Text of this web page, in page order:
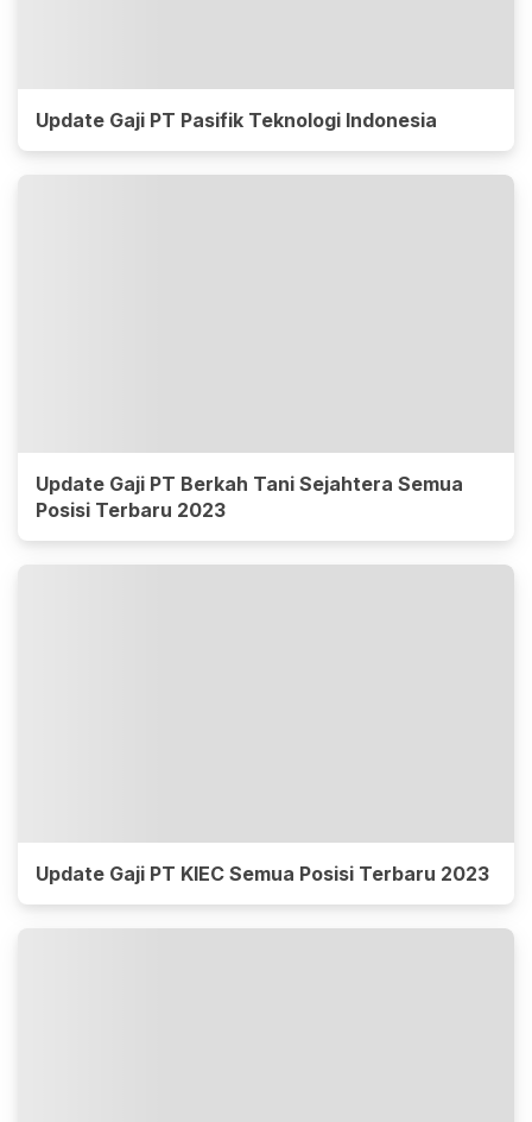
Update Gaji PT Pasifik Teknologi Indonesia
Update Gaji PT Berkah Tani Sejahtera Semua
Posisi Terbaru 2023
Update Gaji PT KIEC Semua Posisi Terbaru 2023